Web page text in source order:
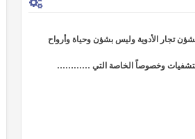
تجار الأدوية وليس بشؤن وحياة وأرواح
وخصوصاً الخاصة التي …………